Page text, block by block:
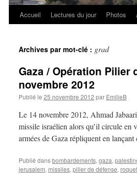
Accueil Lectures du jour Photos
Archives par mot-clé : grad
Gaza / Opération Pilier
novembre 2012
Publié le 25 novembre 2012 par EmilieB
Le 14 novembre 2012, Ahmad
missile israélien alors qu’il circule en
armées de Gaza répliquent en
Publié dansbombardements, gaza,
jerusalem, missiles, pilier de défense,